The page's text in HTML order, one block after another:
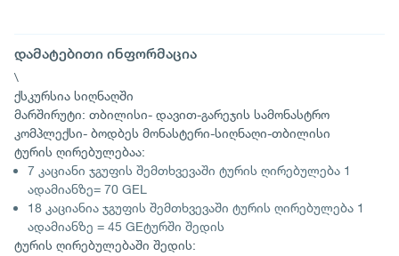
დამატებითი ინფორმაცია
\
ქსკურსია სიღნაღში
მარშირუტი: თბილისი- დავით-გარეჯის სამონასტრო
კომპლექსი- ბოდბეს მონასტერი-სიღნაღი-თბილისი
ტურის ღირებულებაა:
7 კაციანი ჯგუფის შემთხვევაში ტურის ღირებულება 1
ადამიანზე= 70 GEL
18 კაციანია ჯგუფის შემთხვევაში ტურის ღირებულება 1
ადამიანზე = 45 GEტურში შედის
ტურის ღირებულებაში შედის: